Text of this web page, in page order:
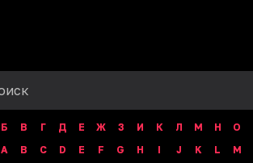
Б В Г Д Е Ж З И К Л М Н О
A B C D E F G H I J K L M